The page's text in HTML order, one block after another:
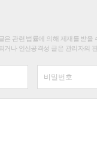
관련 법률에 의해 제재를 받을
나 인신공격성 글은 관리자의